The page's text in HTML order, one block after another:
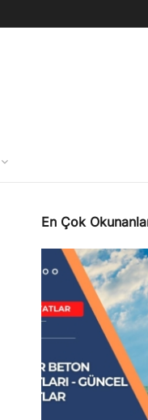
En Çok